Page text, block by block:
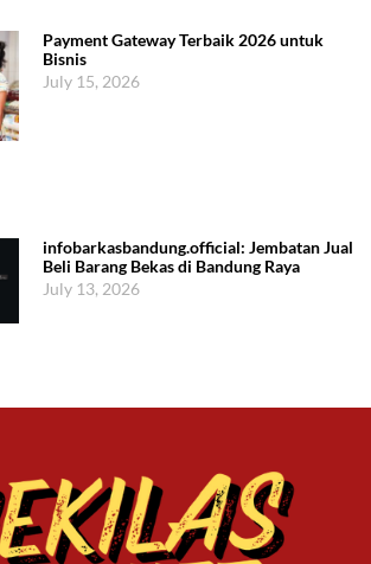
Payment Gateway Terbaik 2026 untuk
Bisnis
July 15, 2026
infobarkasbandung.official: Jembatan Jual
Beli Barang Bekas di Bandung Raya
July 13, 2026